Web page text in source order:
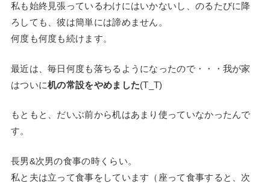
私も始終見張っているわけにはいかないし、のるたびに降
ろしても、彼は簡単には諦めません。
何度も何度も続けます。
最近は、毎日何度も落ちるようになったので・・・我が家
はついに机の常設をやめました(T_T)
もともと、だいぶ前から机はあまり使っていなかったんで
す。
長男&次男の食事の時くらい。
私と夫は立って食事をしています（座って食事すると、次